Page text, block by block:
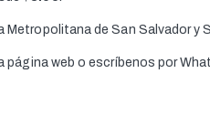
Metropolitana de San Salvador y
web o escríbenos por